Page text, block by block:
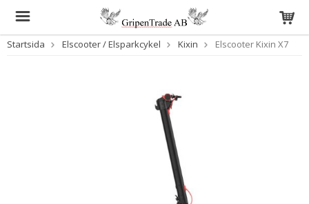
Startsida Elscooter / Elsparkcykel Kixin Elscooter Kixin X7